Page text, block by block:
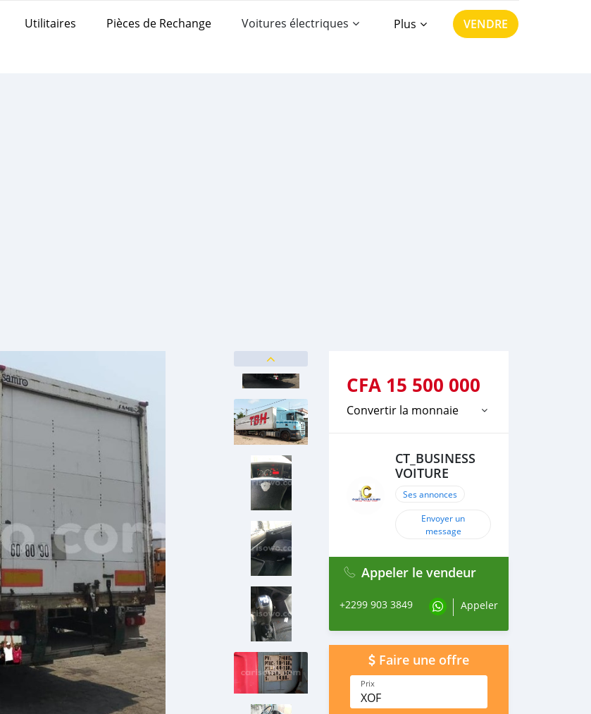
Utilitaires Pièces de Rechange Voitures électriques Plus VENDRE
CFA 15 500 000
Convertir la monnaie
CT_BUSINESS
VOITURE
Ses annonces
Envoyer un
message
Appeler le vendeur
+2299 903 3849 Appeler
Faire une offre
Prix
XOF